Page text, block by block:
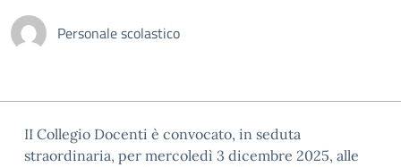
Personale scolastico
II Collegio Docenti è convocato, in seduta
straordinaria, per mercoledì 3 dicembre 2025, alle